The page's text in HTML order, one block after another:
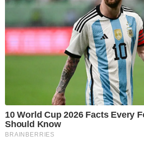
10 World Cup 2026 Facts Every
Should Know
BRAINBERRIES